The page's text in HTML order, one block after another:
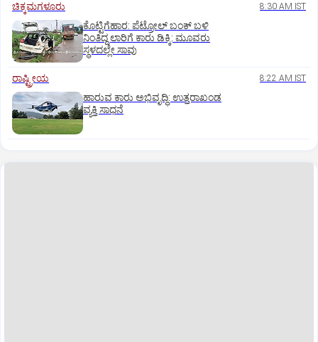
ಚಿಕ್ಕಮಗಳೂರು 8:30 AM IST
ಕೊಟ್ಟಿಗೆಹಾರ: ಪೆಟ್ರೋಲ್ ಬಂಕ್ ಬಳಿ
ನಿಂತಿದ್ದ ಲಾರಿಗೆ ಕಾರು ಡಿಕ್ಕಿ: ಮೂವರು
ಸ್ಥಳದಲ್ಲೇ ಸಾವು
ರಾಷ್ಟ್ರೀಯ 8:22 AM IST
ಹಾರುವ ಕಾರು ಅಭಿವೃದ್ಧಿ: ಉತ್ತರಾಖಂಡ
ವ್ಯಕ್ತಿ ಸಾಧನೆ